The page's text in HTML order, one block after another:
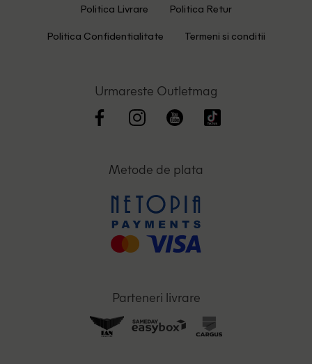
Politica Livrare Politica Retur
Politica Confidentialitate Termeni si conditii
Urmareste Outletmag
Metode de plata
Parteneri livrare